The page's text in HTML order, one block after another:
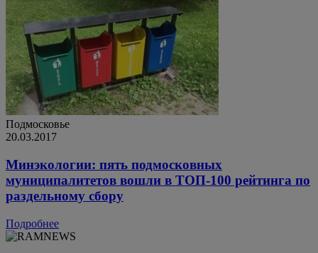
Подмосковье
20.03.2017
Минэкологии: пять подмосковных
муниципалитетов вошли в ТОП-100 рейтинга по
раздельному сбору
Подробнее